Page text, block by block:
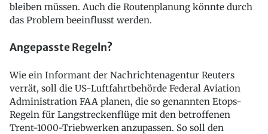
bleiben müssen. Auch die Routenplanung könnte durch
das Problem beeinflusst werden.
Angepasste Regeln?
Wie ein Informant der Nachrichtenagentur Reuters
verrät, soll die US-Luftfahrtbehörde Federal Aviation
Administration FAA planen, die so genannten Etops-
Regeln für Langstreckenflüge mit den betroffenen
Trent-1000-Triebwerken anzupassen. So soll den